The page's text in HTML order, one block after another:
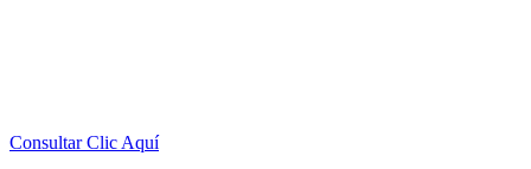
Consultar Clic Aquí